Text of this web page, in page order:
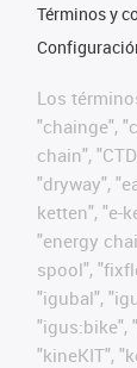
Términos y
Los
"chainge",
chain",
"dryway",
ketten", "e-
"energy
spool",
"igubal",
"igus:bike",
"kineKIT",